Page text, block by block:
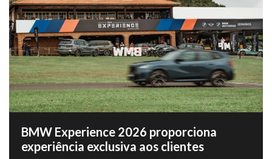
BMW Experience 2026 proporciona
experiência exclusiva aos clientes